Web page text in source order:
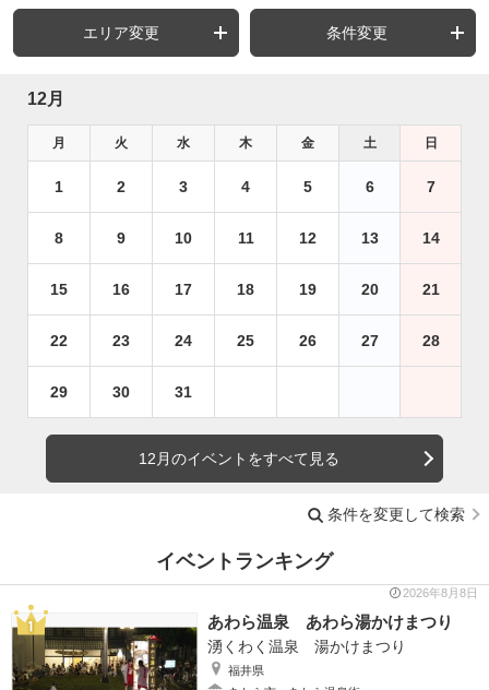
エリア変更 条件変更
12月
月 火 水 木 金 土 日
1 2 3 4 5 6 7
8 9 10 11 12 13 14
15 16 17 18 19 20 21
22 23 24 25 26 27 28
29 30 31
12月のイベントをすべて見る
条件を変更して検索
イベントランキング
2026年8月8日
あわら温泉 あわら湯かけまつり
湧くわく温泉 湯かけまつり
福井県